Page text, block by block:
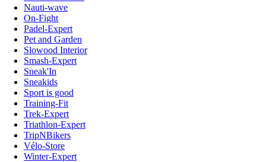
Nauti-wave
On-Fight
Padel-Expert
Pet and Garden
Slowood Interior
Smash-Expert
Sneak'In
Sneakids
Sport is good
Training-Fit
Trek-Expert
Triathlon-Expert
TripNBikers
Vélo-Store
Winter-Expert